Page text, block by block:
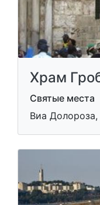
Храм
Святые места
Виа